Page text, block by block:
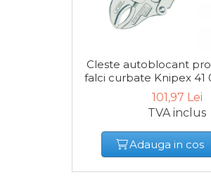
Cleste autoblocant
falci curbate Knipex 41
mm
101,97 Lei
TVA inclus
Adauga in cos